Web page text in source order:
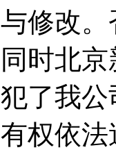
修改
时北
了我
权依